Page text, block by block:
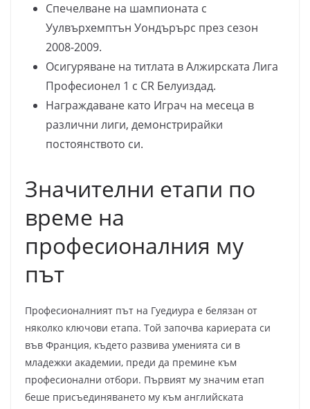
Спечелване на шампионата с
Уулвърхемптън Уондърърс през сезон
2008-2009.
Осигуряване на титлата в Алжирската Лига
Професионел 1 с CR Белуиздад.
Награждаване като Играч на месеца в
различни лиги, демонстрирайки
постоянството си.
Значителни етапи по
време на
професионалния му
път
Професионалният път на Гуедиура е белязан от
няколко ключови етапа. Той започва кариерата си
във Франция, където развива уменията си в
младежки академии, преди да премине към
професионални отбори. Първият му значим етап
беше присъединяването му към английската